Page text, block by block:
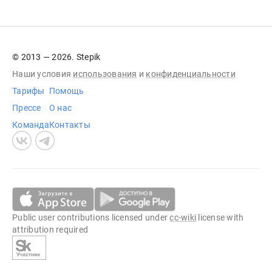
© 2013 — 2026. Stepik
Наши условия использования и конфиденциальности
Тарифы
Прессе
Команда
Помощь
О нас
Контакты
Public user contributions licensed undercc-wiki license with
attribution required